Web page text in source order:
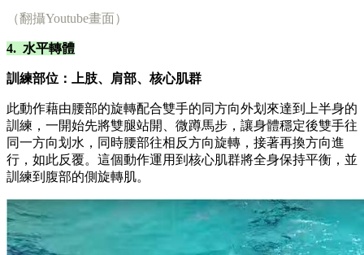
（翻攝Youtube畫面）
4. 水平轉體
訓練部位：上肢、肩部、核心肌群
此動作藉由腰部的旋轉配合雙手的同方向外划來達到上半身的
訓練，一開始先將雙腿站開、微蹲馬步，讓身體穩定後雙手往
同一方向划水，同時腰部往相反方向旋轉，接著再換方向進
行，如此反覆。這個動作運用到核心肌群將全身保持平衡，並
訓練到腹部的側旋轉肌。